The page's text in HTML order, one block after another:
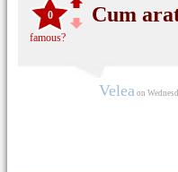
0
famous?
Cum
Velea on